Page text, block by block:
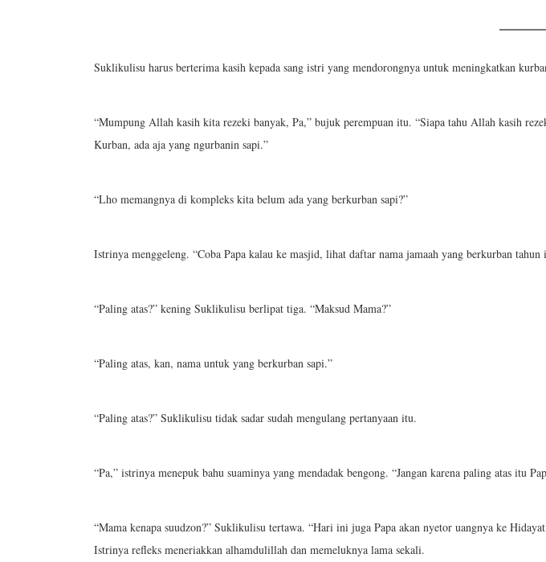
Suklikulisu harus berterima kasih kepada sang istri yang mendorongnya untuk meningkatkan
“Mumpung Allah kasih kita rezeki banyak, Pa,” bujuk perempuan itu. “Siapa tahu Allah kasih
Kurban, ada aja yang ngurbanin sapi.”
“Lho memangnya di kompleks kita belum ada yang berkurban sapi?”
Istrinya menggeleng. “Coba Papa kalau ke masjid, lihat daftar nama jamaah yang berkurban
“Paling atas?” kening Suklikulisu berlipat tiga. “Maksud Mama?”
“Paling atas, kan, nama untuk yang berkurban sapi.”
“Paling atas?” Suklikulisu tidak sadar sudah mengulang pertanyaan itu.
“Pa,” istrinya menepuk bahu suaminya yang mendadak bengong. “Jangan karena paling atas itu
“Mama kenapa suudzon?” Suklikulisu tertawa. “Hari ini juga Papa akan nyetor uangnya ke
Istrinya refleks meneriakkan alhamdulillah dan memeluknya lama sekali.